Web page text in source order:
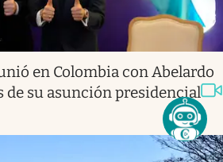
en Colombia con Abelardo
de su asunción presidencial